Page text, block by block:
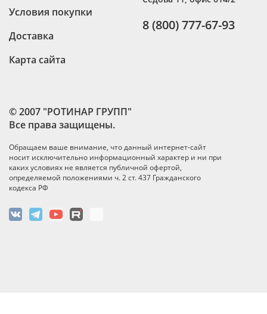
© 2007 "РОТИНАР ГРУПП"
Все права защищены.
Обращаем ваше внимание, что данный интернет-сайт
носит исключительно информационный характер и ни при
каких условиях не является публичной офертой,
определяемой положениями ч. 2 ст. 437 Гражданского
кодекса РФ
Условия покупки
Доставка
Карта сайта
8 (800) 777-67-93